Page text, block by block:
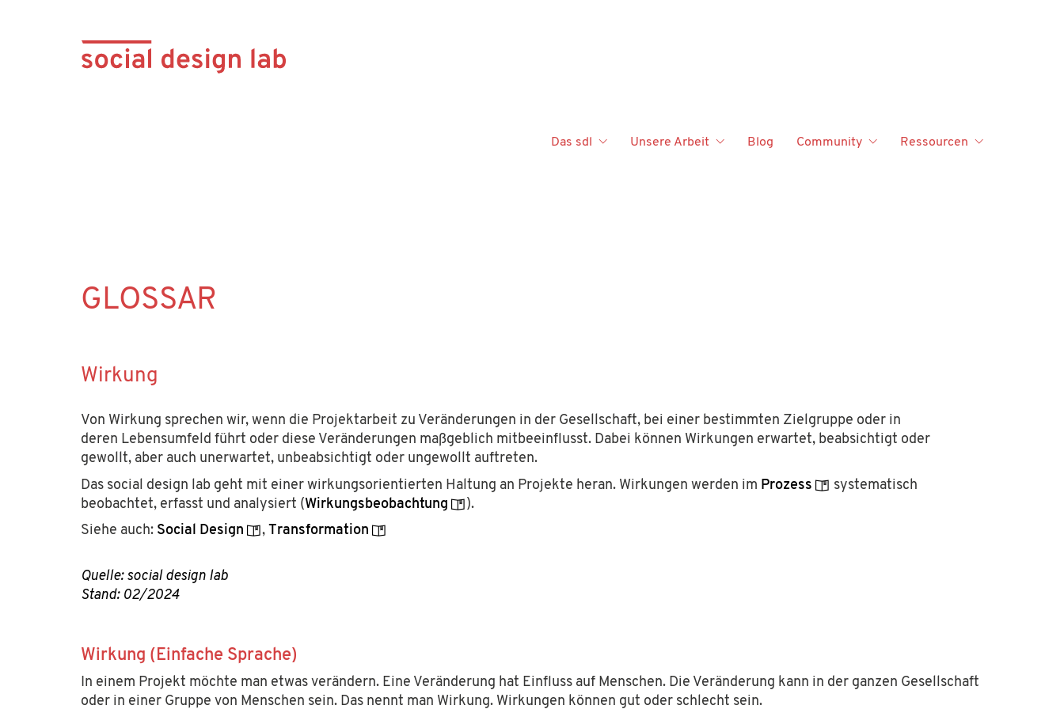
Das sdl Unsere Arbeit Blog Community Ressourcen
GLOSSAR
Wirkung
Von Wirkung sprechen wir, wenn die Projektarbeit zu Veränderungen in der Gesellschaft, bei einer bestimmten Zielgruppe oder in
deren Lebensumfeld führt oder diese Veränderungen maßgeblich mitbeeinflusst. Dabei können Wirkungen erwartet, beabsichtigt oder
gewollt, aber auch unerwartet, unbeabsichtigt oder ungewollt auftreten.
Das social design lab geht mit einer wirkungsorientierten Haltung an Projekte heran. Wirkungen werden im Prozess
systematisch
beobachtet, erfasst und analysiert (Wirkungsbeobachtung
).
Siehe auch: Social Design , Transformation
Quelle: social design lab
Stand: 02/2024
Wirkung (Einfache Sprache)
In einem Projekt möchte man etwas verändern. Eine Veränderung hat Einfluss auf Menschen. Die Veränderung kann in der ganzen Gesellschaft
oder in einer Gruppe von Menschen sein. Das nennt man Wirkung. Wirkungen können gut oder schlecht sein.
socialdesign.de ist ein Projekt derHans Sauer Stiftung. Die Hans Sauer Stiftung ist eine in München ansässige gemeinnützige Stiftung, ihr Zweck ist die
Förderung von Wissenschaft und Forschung. Auch socialdesign.de ist ein gemeinnütziges Angebot und verfolgt keinerlei kommerzielle Interessen.
Kontaktieren Sie uns gerne per E-Mail überinfo@socialdesign.de
Soziale Netzwerke
Jobs